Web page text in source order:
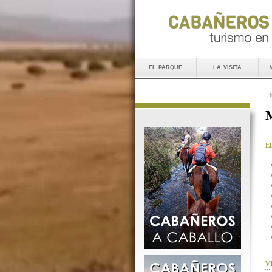
el parque la visita